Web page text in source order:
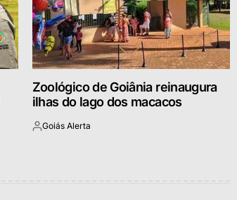
Zoológico de Goiânia reinaugura
ilhas do lago dos macacos
Postado
Goiás Alerta